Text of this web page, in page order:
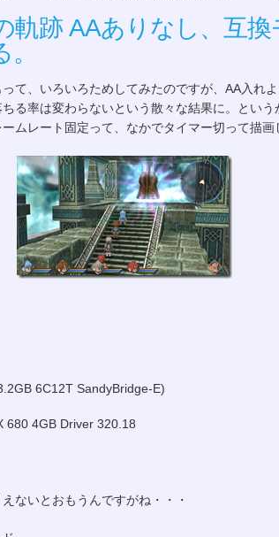
軌跡 AAありなし、互
て、いろいろためしてみたのですが、AA入れよ
る率は変わらないという散々な結果に。という
ムレート固定って、なかでタイマー切って描画
6C12T SandyBridge-E)
680 4GB Driver 320.18
ないとおもうんですがね・・・